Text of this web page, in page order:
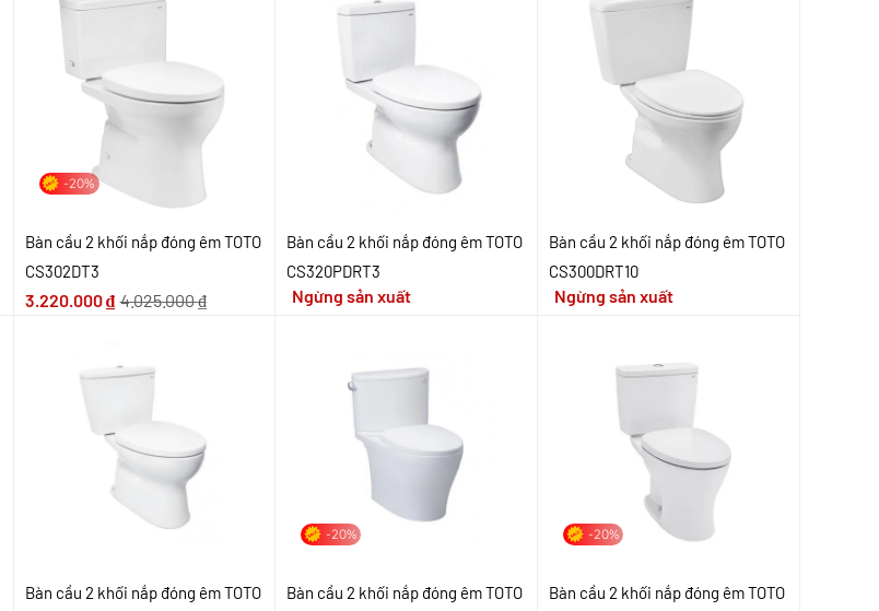
-20%
Bàn cầu 2 khối nắp đóng êm TOTO
CS302DT3
3.220.000₫ 4.025.000₫
Bàn cầu 2 khối nắp đóng êm TOTO
CS320PDRT3
Ngừng sản xuất
Bàn cầu 2 khối nắp đóng êm TOTO
CS300DRT10
Ngừng sản xuất
Bàn cầu 2 khối nắp đóng êm TOTO
-20%
Bàn cầu 2 khối nắp đóng êm TOTO
-20%
Bàn cầu 2 khối nắp đóng êm TOTO